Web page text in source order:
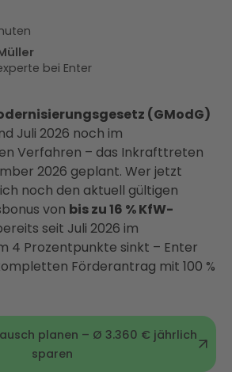
bei Enter
(GModG)
Juli 2026 noch im
Verfahren – das Inkrafttreten
2026 geplant. Wer jetzt
noch den aktuell gültigen
von bis zu 16 % KfW-
seit Juli 2026 im
4 Prozentpunkte sinkt – Enter
Förderantrag mit 100 %
planen – Ø 3.360 € jährlich
sparen